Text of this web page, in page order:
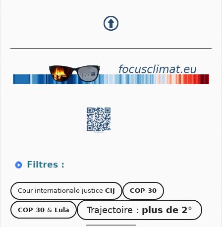
Cour internationale justice CIJ COP 30
COP 30 & Lula Trajectoire : plus de 2°